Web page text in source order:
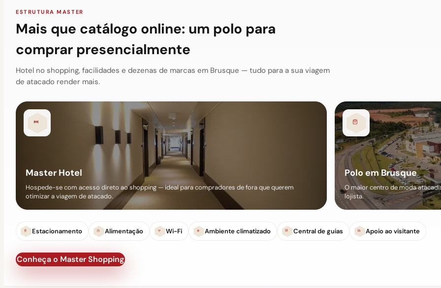
ESTRUTURA MASTER
Mais que catálogo online: um polo para
comprar presencialmente
Hotel no shopping, facilidades e dezenas de marcas em Brusque — tudo para a sua viagem
de atacado render mais.
Master Hotel
Hospede-se com acesso direto ao shopping — ideal para compradores de fora que querem
otimizar a viagem de atacado.
Polo em Brusque
O maior centro de moda
lojista.
Estacionamento Alimentação Wi-Fi Ambiente climatizado Central de guias Apoio ao visitante
Conheça o Master Shopping